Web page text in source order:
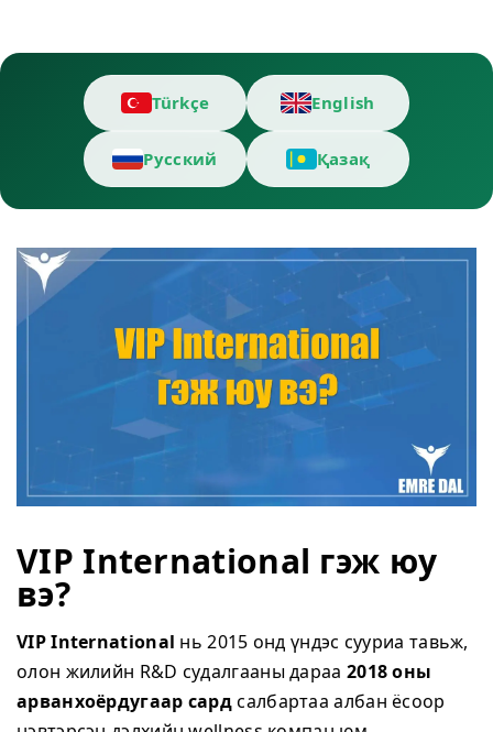
Türkçe English
Русский Қазақ
VIP International гэж юу
вэ?
VIP International нь 2015 онд үндэс сууриа тавьж,
олон жилийн R&D судалгааны дараа 2018 оны
арванхоёрдугаар сардсалбартаа албан ёсоор